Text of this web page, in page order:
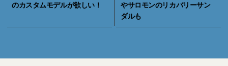
のカスタムモデルが欲しい！
やサロモンのリカバリーサン
ダルも